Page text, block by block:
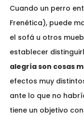
Cuando un perro
Frenética), puede
el sofá u otros
establecer
alegría son cosas
efectos muy
ante lo que no
tiene un objetivo